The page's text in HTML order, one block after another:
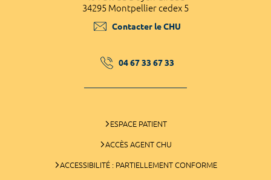
34295 Montpellier cedex 5
Contacter le CHU
04 67 33 67 33
ESPACE PATIENT
ACCÈS AGENT CHU
ACCESSIBILITÉ : PARTIELLEMENT CONFORME